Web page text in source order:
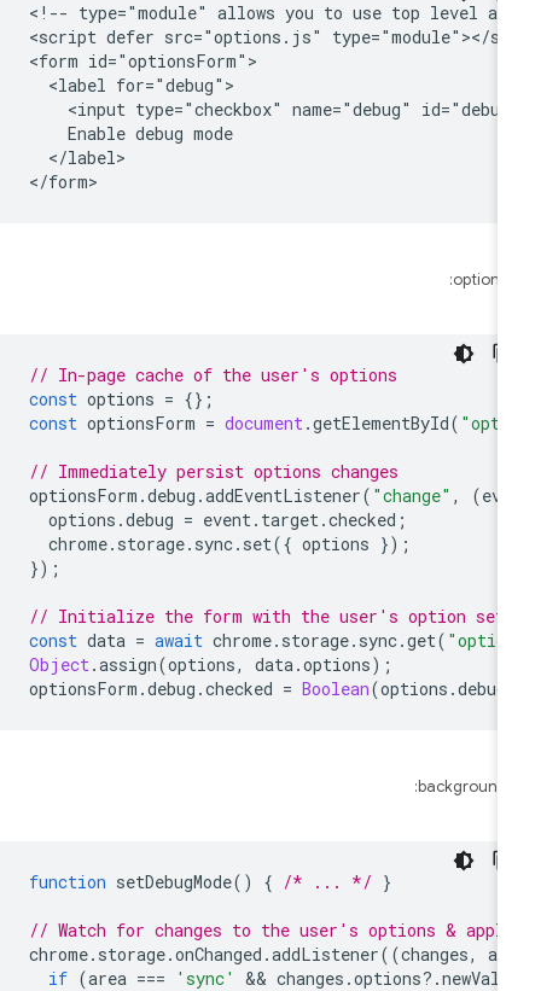
<!-- type="module" allows you to use top level
<script defer src="options.js" type="module"></
<form id="optionsForm">
  <label for="debug">
<input type="checkbox" name="debug"
    Enable debug mode
  </label>
// In-page cache of the user's options
const options =
const optionsForm = document.getElementById(
// Immediately persist options changes
optionsForm.debug.addEventListener("change",
options.debug = event.target.checked
chrome.storage.sync.set ({ options
// Initialize the form with the user's option
const data = await chrome.storage.sync.get(
Object.assign(options, data.options
optionsForm.debug.checked = Boolean(options.debug
function setDebugMode () { /* ... */
// Watch for changes to the user's options &
chrome.storage.onChanged.addListener((changes
if (area === 'sync' && changes.options?.